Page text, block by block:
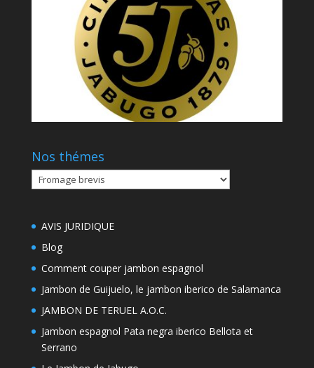
Nos thémes
Nos
thémes
AVIS JURIDIQUE
Blog
Comment couper jambon espagnol
Jambon de Guijuelo, le jambon iberico de Salamanca
JAMBON DE TERUEL A.O.C.
Jambon espagnol Pata negra iberico Bellota et
Serrano